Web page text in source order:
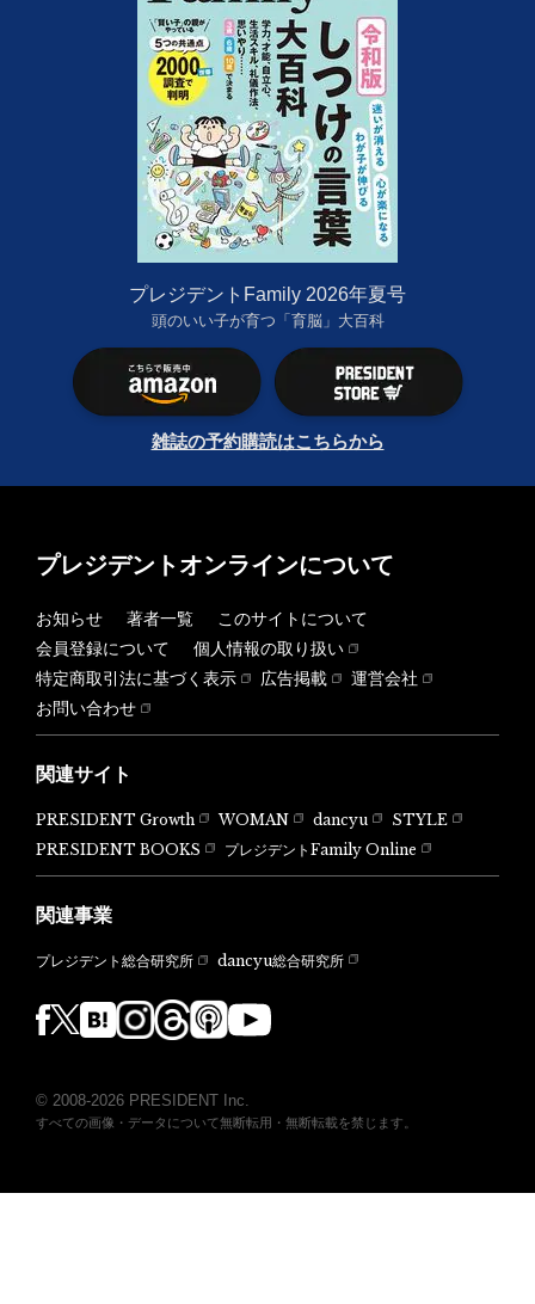
プレジデントFamily 2026年夏号
頭のいい子が育つ「育脳」大百科
雑誌の予約購読はこちらから
プレジデントオンラインについて
お知らせ 著者一覧
このサイトについて
会員登録について
個人情報の取り扱い
特定商取引法に基づく表示
広告掲載
運営会社
お問い合わせ
関連サイト
PRESIDENT Growth WOMAN dancyu
STYLE
PRESIDENT BOOKS
プレジデントFamily Online
関連事業
プレジデント総合研究所 dancyu総合研究所
© 2008-2026 PRESIDENT Inc.
すべての画像・データについて無断転用・無断転載を禁じます。